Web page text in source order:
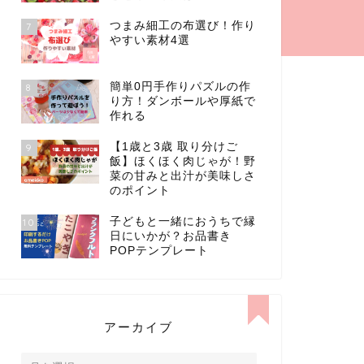
7
つまみ細工の布選び！作り
やすい素材4選
8
簡単0円手作りパズルの作
り方！ダンボールや厚紙で
作れる
9
【1歳と3歳 取り分けご
飯】ほくほく肉じゃが！野
菜の甘みと出汁が美味しさ
のポイント
10
子どもと一緒におうちで縁
日にいかが？お品書き
POPテンプレート
アーカイブ